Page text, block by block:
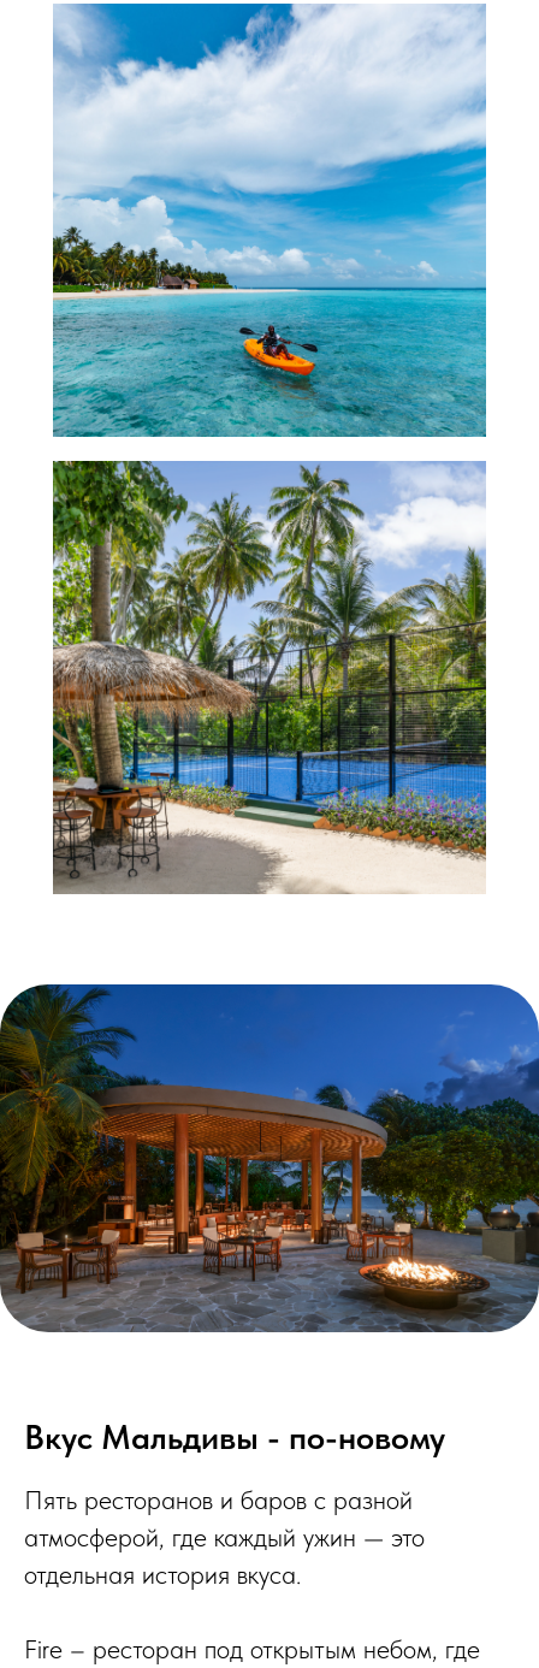
Вкус Мальдивы - по-новому
Пять ресторанов и баров с разной
атмосферой, где каждый ужин — это
отдельная история вкуса.
Fire – ресторан под открытым небом, где